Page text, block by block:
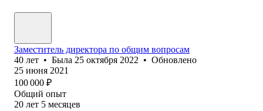
Заместитель директора по общим вопросам
40 лет • Была 25 октября 2022 • Обновлено
25 июня 2021
100 000 ₽
Общий опыт
20 лет 5 месяцев